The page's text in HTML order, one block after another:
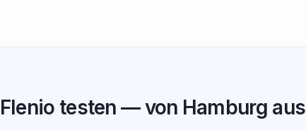
Flenio testen — von Hamburg aus